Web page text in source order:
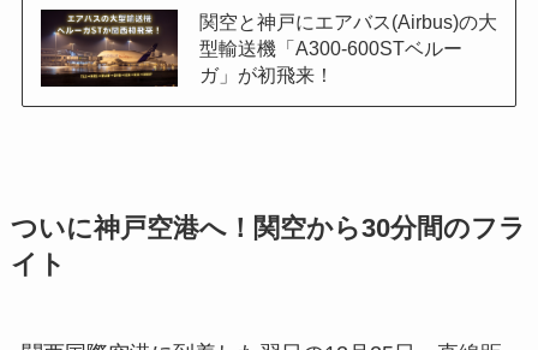
関空と神戸にエアバス(Airbus)の大
型輸送機「A300-600STベルー
ガ」が初飛来！
ついに神戸空港へ！関空から30分間のフラ
イト